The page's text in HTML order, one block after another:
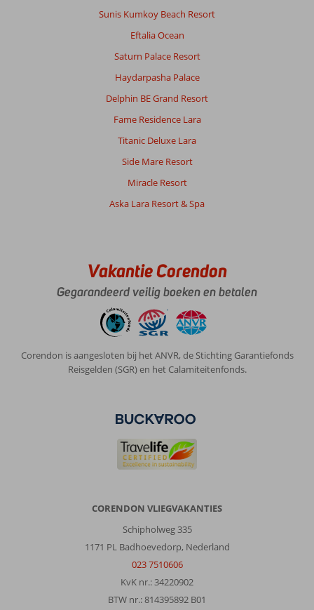
Sunis Kumkoy Beach Resort
Eftalia Ocean
Saturn Palace Resort
Haydarpasha Palace
Delphin BE Grand Resort
Fame Residence Lara
Titanic Deluxe Lara
Side Mare Resort
Miracle Resort
Aska Lara Resort & Spa
Vakantie Corendon
Gegarandeerd veilig boeken en betalen
Corendon is aangesloten bij het ANVR, de Stichting Garantiefonds
Reisgelden (SGR) en het Calamiteitenfonds.
CORENDON VLIEGVAKANTIES
Schipholweg 335
1171 PL Badhoevedorp, Nederland
023 7510606
KvK nr.: 34220902
BTW nr.: 814395892 B01